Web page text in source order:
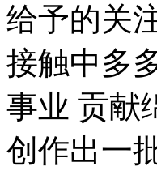
给予的关
接触中多
事业 贡献
创作出一